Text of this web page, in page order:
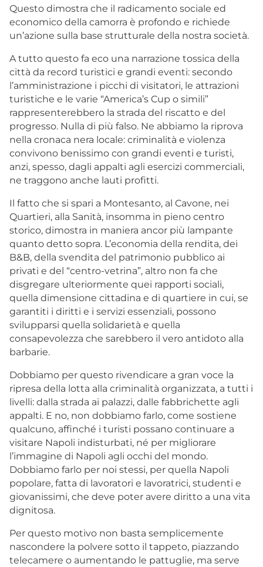
Questo dimostra che il radicamento sociale ed
economico della camorra è profondo e richiede
un’azione sulla base strutturale della nostra società.
A tutto questo fa eco una narrazione tossica della
città da record turistici e grandi eventi: secondo
l’amministrazione i picchi di visitatori, le attrazioni
turistiche e le varie “America’s Cup o simili”
rappresenterebbero la strada del riscatto e del
progresso. Nulla di più falso. Ne abbiamo la riprova
nella cronaca nera locale: criminalità e violenza
convivono benissimo con grandi eventi e turisti,
anzi, spesso, dagli appalti agli esercizi commerciali,
ne traggono anche lauti profitti.
Il fatto che si spari a Montesanto, al Cavone, nei
Quartieri, alla Sanità, insomma in pieno centro
storico, dimostra in maniera ancor più lampante
quanto detto sopra. L’economia della rendita, dei
B&B, della svendita del patrimonio pubblico ai
privati e del “centro-vetrina”, altro non fa che
disgregare ulteriormente quei rapporti sociali,
quella dimensione cittadina e di quartiere in cui, se
garantiti i diritti e i servizi essenziali, possono
svilupparsi quella solidarietà e quella
consapevolezza che sarebbero il vero antidoto alla
barbarie.
Dobbiamo per questo rivendicare a gran voce la
ripresa della lotta alla criminalità organizzata, a tutti i
livelli: dalla strada ai palazzi, dalle fabbrichette agli
appalti. E no, non dobbiamo farlo, come sostiene
qualcuno, affinché i turisti possano continuare a
visitare Napoli indisturbati, né per migliorare
l’immagine di Napoli agli occhi del mondo.
Dobbiamo farlo per noi stessi, per quella Napoli
popolare, fatta di lavoratori e lavoratrici, studenti e
giovanissimi, che deve poter avere diritto a una vita
dignitosa.
Per questo motivo non basta semplicemente
nascondere la polvere sotto il tappeto, piazzando
telecamere o aumentando le pattuglie, ma serve